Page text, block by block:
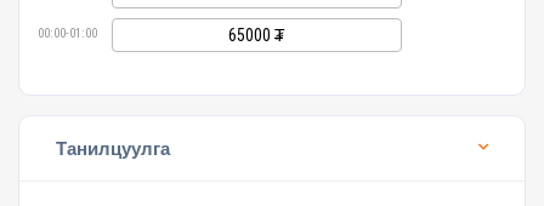
00:00-01:00 65000
Танилцуулга